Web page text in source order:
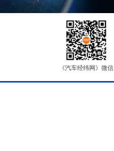
《汽车经纬网》微信